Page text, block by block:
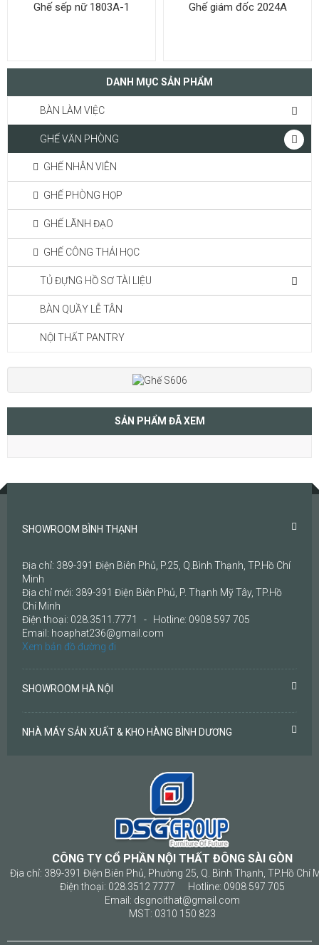
Ghế sếp nữ 1803A-1 Ghế giám đốc 2024A
DANH MỤC SẢN PHẨM
BÀN LÀM VIỆC
GHẾ VĂN PHÒNG
GHẾ NHÂN VIÊN
GHẾ PHÒNG HỌP
GHẾ LÃNH ĐẠO
GHẾ CÔNG THÁI HỌC
TỦ ĐỰNG HỒ SƠ TÀI LIỆU
BÀN QUẦY LỄ TÂN
NỘI THẤT PANTRY
SẢN PHẨM ĐÃ XEM
SHOWROOM BÌNH THẠNH
Địa chỉ: 389-391 Điện Biên Phủ, P.25, Q.Bình Thạnh, TP.Hồ Chí
Minh
Địa chỉ mới: 389-391 Điện Biên Phủ, P. Thạnh Mỹ Tây, TP.Hồ
Chí Minh
Điện thoại: 028.3511.7771 - Hotline: 0908 597 705
Email: hoaphat236@gmail.com
Xem bản đồ đường đi
SHOWROOM HÀ NỘI
NHÀ MÁY SẢN XUẤT & KHO HÀNG BÌNH DƯƠNG
CÔNG TY CỔ PHẦN NỘI THẤT ĐÔNG SÀI GÒN
Địa chỉ: 389-391 Điện Biên Phủ, Phường 25, Q. Bình Thạnh, TP.Hồ Chí
Điện thoại: 028.3512 7777 Hotline: 0908 597 705
Email: dsgnoithat@gmail.com
MST: 0310 150 823